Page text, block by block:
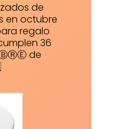
de
en octubre
regalo
36
de